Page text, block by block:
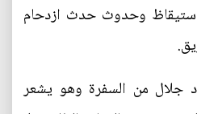
وحدوث حدث ازدحام
جلال من السفرة وهو يشعر